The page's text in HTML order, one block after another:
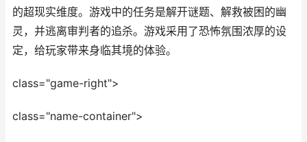
的超现实维度。游戏中的任务是解开谜题、解救被困的幽
灵，并逃离审判者的追杀。游戏采用了恐怖氛围浓厚的设
定，给玩家带来身临其境的体验。
class="game-right">
class="name-container">